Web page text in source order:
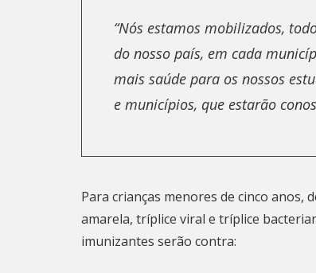
“Nós estamos mobilizados,
do nosso país, em cada
mais saúde para os nossos
e municípios, que estarão
Para crianças menores de cinco anos,
amarela, tríplice viral e tríplice
imunizantes serão contra: